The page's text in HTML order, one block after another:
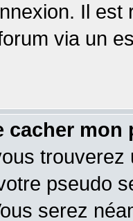
Il
via un
cacher
pseudo
serez